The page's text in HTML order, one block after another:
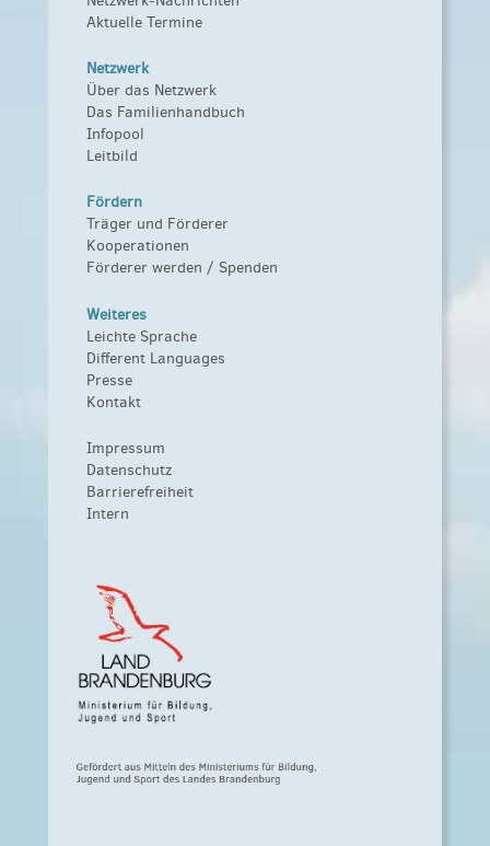
Aktuelle Termine
Netzwerk
Über das Netzwerk
Das Familienhandbuch
Infopool
Leitbild
Fördern
Träger und Förderer
Kooperationen
Förderer werden / Spenden
Weiteres
Leichte Sprache
Different Languages
Presse
Kontakt
Impressum
Datenschutz
Barrierefreiheit
Intern